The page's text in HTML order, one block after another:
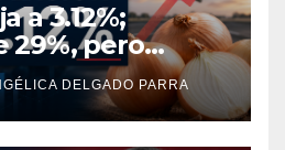
a 3.12%;
29%, pero
se
DELGADO PARRA